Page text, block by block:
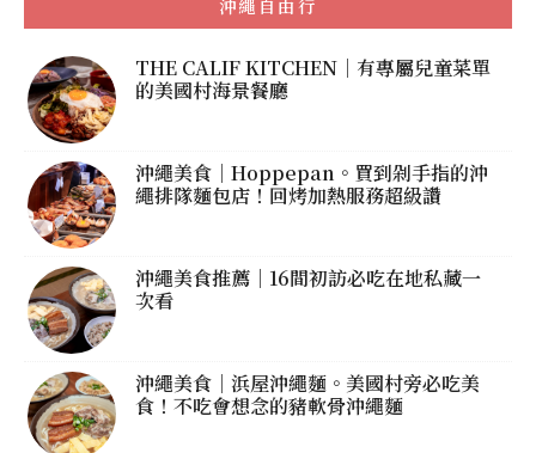
THE CALIF KITCHEN｜有專屬兒童菜單
的美國村海景餐廳
沖繩美食｜Hoppepan。買到剁手指的沖
繩排隊麵包店！回烤加熱服務超級讚
沖繩美食推薦｜16間初訪必吃在地私藏一
次看
沖繩美食｜浜屋沖繩麵。美國村旁必吃美
食！不吃會想念的豬軟骨沖繩麵